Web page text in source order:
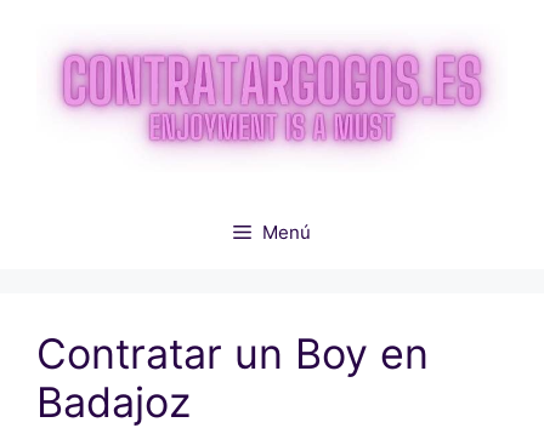
contenido
Menú
Contratar un Boy en
Badajoz